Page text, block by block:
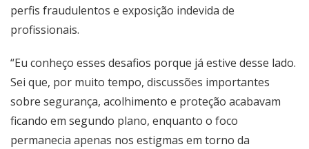
perfis fraudulentos e exposição indevida de
profissionais.
“Eu conheço esses desafios porque já estive desse lado.
Sei que, por muito tempo, discussões importantes
sobre segurança, acolhimento e proteção acabavam
ficando em segundo plano, enquanto o foco
permanecia apenas nos estigmas em torno da